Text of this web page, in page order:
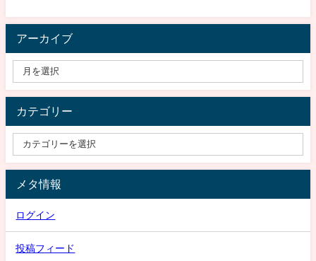
アーカイブ
カテゴリー
メタ情報
ログイン
投稿フィード